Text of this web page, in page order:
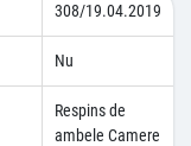
308/19.04.2019
Nu
Respins de
ambele Camere